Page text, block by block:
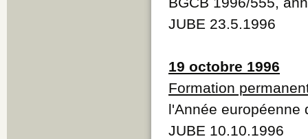
JUBE 23.5.1996
19 octobre 1996
Formation
l'Année européenne
JUBE 10.10.1996